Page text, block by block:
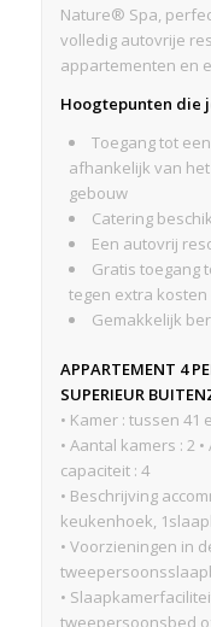
Nature® Spa,
volledig autovrije
appartementen en
Hoogtepunten die
Toegang tot
afhankelijk van
gebouw
Catering
Een autovrij
Gratis toegang
tegen extra kosten
Gemakkelijk
APPARTEMENT 4
SUPERIEUR
• Kamer : tussen 41
• Aantal kamers : 2
capaciteit : 4
• Beschrijving
keukenhoek,
• Voorzieningen in
•
tweepersoonsbed